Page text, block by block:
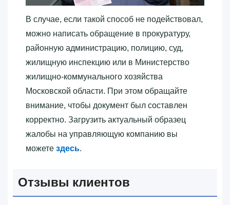
В случае, если такой способ не подействовал,
можно написать обращение в прокуратуру,
районную администрацию, полицию, суд,
жилищную инспекцию или в Министерство
жилищно-коммунального хозяйства
Московской области. При этом обращайте
внимание, чтобы документ был составлен
корректно. Загрузить актуальный образец
жалобы на управляющую компанию вы
можете здесь.
Отзывы клиентов